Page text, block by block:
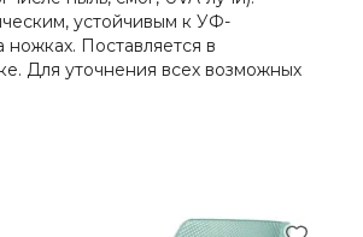
устойчивым к УФ-
Поставляется в
Для уточнения всех возможных